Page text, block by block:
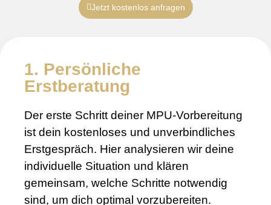
Jetzt kostenlos anfragen
1. Persönliche
Erstberatung
Der erste Schritt deiner MPU-Vorbereitung
ist dein kostenloses und unverbindliches
Erstgespräch. Hier analysieren wir deine
individuelle Situation und klären
gemeinsam, welche Schritte notwendig
sind, um dich optimal vorzubereiten.